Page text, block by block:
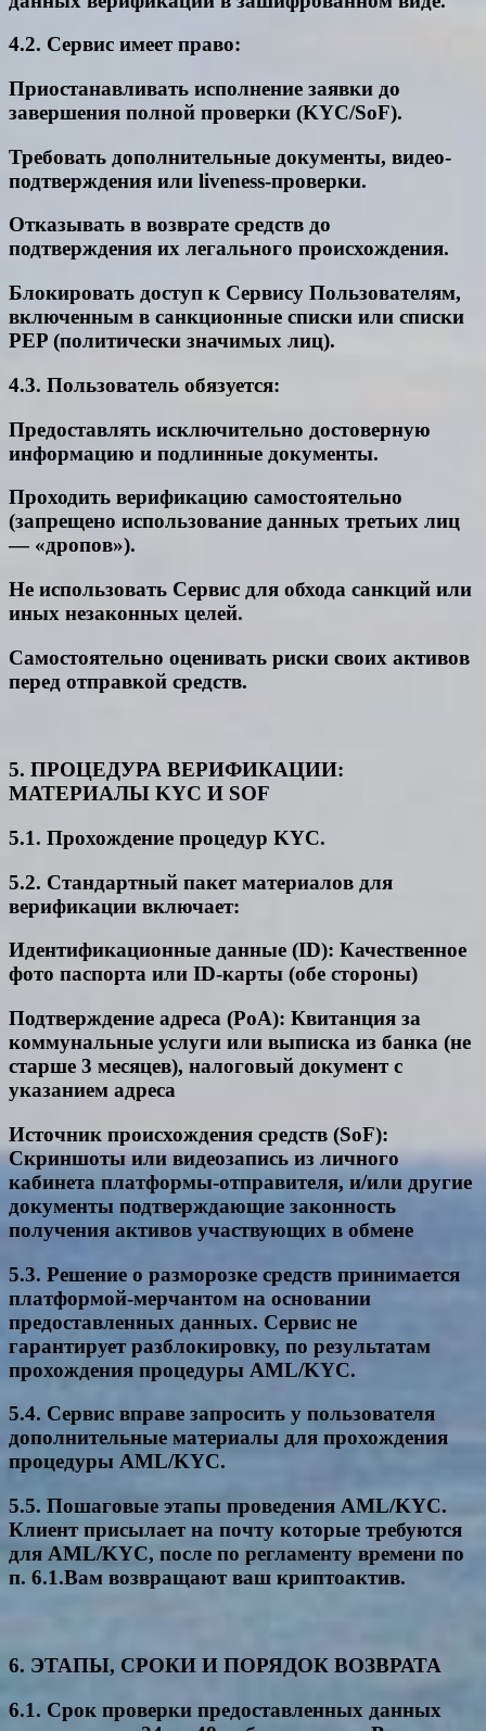
4.2. Сервис имеет право:
Приостанавливать исполнение заявки до
завершения полной проверки (KYC/SoF).
Требовать дополнительные документы, видео-
подтверждения или liveness-проверки.
Отказывать в возврате средств до
подтверждения их легального происхождения.
Блокировать доступ к Сервису Пользователям,
включенным в санкционные списки или списки
PEP (политически значимых лиц).
4.3. Пользователь обязуется:
Предоставлять исключительно достоверную
информацию и подлинные документы.
Проходить верификацию самостоятельно
(запрещено использование данных третьих лиц
— «дропов»).
Не использовать Сервис для обхода санкций или
иных незаконных целей.
Самостоятельно оценивать риски своих активов
перед отправкой средств.
5. ПРОЦЕДУРА ВЕРИФИКАЦИИ:
МАТЕРИАЛЫ KYC И SOF
5.1. Прохождение процедур KYC.
5.2. Стандартный пакет материалов для
верификации включает:
Идентификационные данные (ID): Качественное
фото паспорта или ID-карты (обе стороны)
Подтверждение адреса (PoA): Квитанция за
коммунальные услуги или выписка из банка (не
старше 3 месяцев), налоговый документ с
указанием адреса
Источник происхождения средств (SoF):
Скриншоты или видеозапись из личного
кабинета платформы-отправителя, и/или другие
документы подтверждающие законность
получения активов участвующих в обмене
5.3. Решение о разморозке средств принимается
платформой-мерчантом на основании
предоставленных данных. Сервис не
гарантирует разблокировку, по результатам
прохождения процедуры AML/KYC.
5.4. Сервис вправе запросить у пользователя
дополнительные материалы для прохождения
процедуры AML/KYC.
5.5. Пошаговые этапы проведения AML/KYC.
Клиент присылает на почту которые требуются
для AML/KYC, после по регламенту времени по
п. 6.1.Вам возвращают ваш криптоактив.
6. ЭТАПЫ, СРОКИ И ПОРЯДОК ВОЗВРАТА
6.1. Срок проверки предоставленных данных